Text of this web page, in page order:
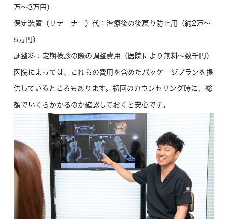
万〜3万円）
保定装置（リテーナー）代：治療後の後戻り防止用（約2万〜
5万円）
調整料：定期検診の際の調整費用（医院により無料〜数千円）
医院によっては、これらの費用を含めたパッケージプランを提
供しているところもあります。初回のカウンセリング時に、総
額でいくらかかるのか確認しておくと安心です。